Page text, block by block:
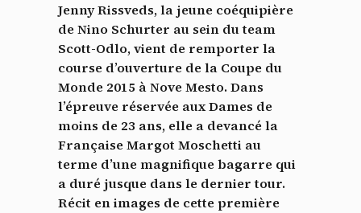
Jenny Rissveds, la jeune coéquipière
de Nino Schurter au sein du team
Scott-Odlo, vient de remporter la
course d’ouverture de la Coupe du
Monde 2015 à Nove Mesto. Dans
l’épreuve réservée aux Dames de
moins de 23 ans, elle a devancé la
Française Margot Moschetti au
terme d’une magnifique bagarre qui
a duré jusque dans le dernier tour.
Récit en images de cette première